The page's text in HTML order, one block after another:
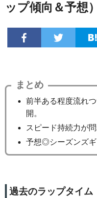
ップ傾向＆予想
まとめ
前半ある程度流れ
開。
スピード持続力が問
予想◎シーズンズギ
過去のラップタイム